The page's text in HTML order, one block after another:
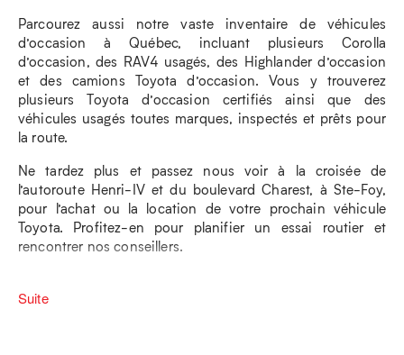
Parcourez aussi notre vaste inventaire de véhicules
d’occasion à Québec, incluant plusieurs Corolla
d’occasion, des RAV4 usagés, des Highlander d’occasion
et des camions Toyota d’occasion. Vous y trouverez
plusieurs Toyota d’occasion certifiés ainsi que des
véhicules usagés toutes marques, inspectés et prêts pour
la route.
Ne tardez plus et passez nous voir à la croisée de
l’autoroute Henri-IV et du boulevard Charest, à Ste-Foy,
pour l’achat ou la location de votre prochain véhicule
Toyota. Profitez-en pour planifier un essai routier et
rencontrer nos conseillers.
Suite